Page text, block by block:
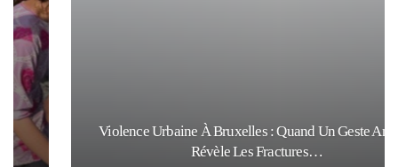
Violence Urbaine À Bruxelles : Quand Un Geste Anodin
Révèle Les Fractures…